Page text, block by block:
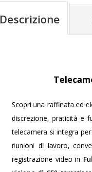
Descrizione
Scopri una raffinata ed
discrezione, praticità e
telecamera si integra
riunioni di lavoro,
registrazione video in